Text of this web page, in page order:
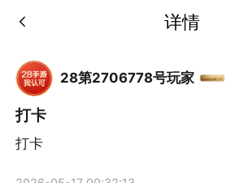
详情
28第2706778号玩家
打卡
打卡